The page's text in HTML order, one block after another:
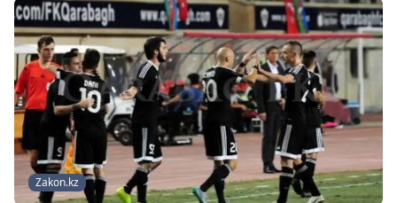
Zakon.kz